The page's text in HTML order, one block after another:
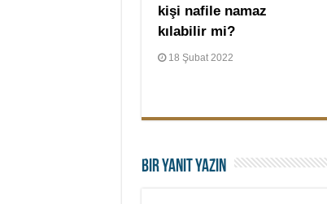
kişi nafile namaz
kılabilir mi?
18 Şubat 2022
Bir yanıt yazın